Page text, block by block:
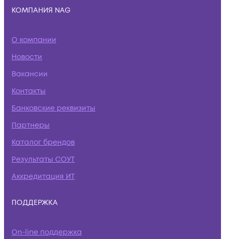
КОМПАНИЯ NAG
О компании
Новости
Вакансии
Контакты
Банковские реквизиты
Партнеры
Каталог брендов
Результаты СОУТ
Аккредитация ИТ
ПОДДЕРЖКА
On-line поддержка